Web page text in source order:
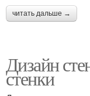
читать дальше →
Дизайн
стенки